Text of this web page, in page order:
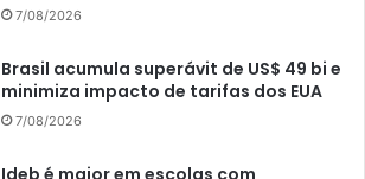
7/08/2026
Brasil acumula superávit de US$ 49 bi e
minimiza impacto de tarifas dos EUA
7/08/2026